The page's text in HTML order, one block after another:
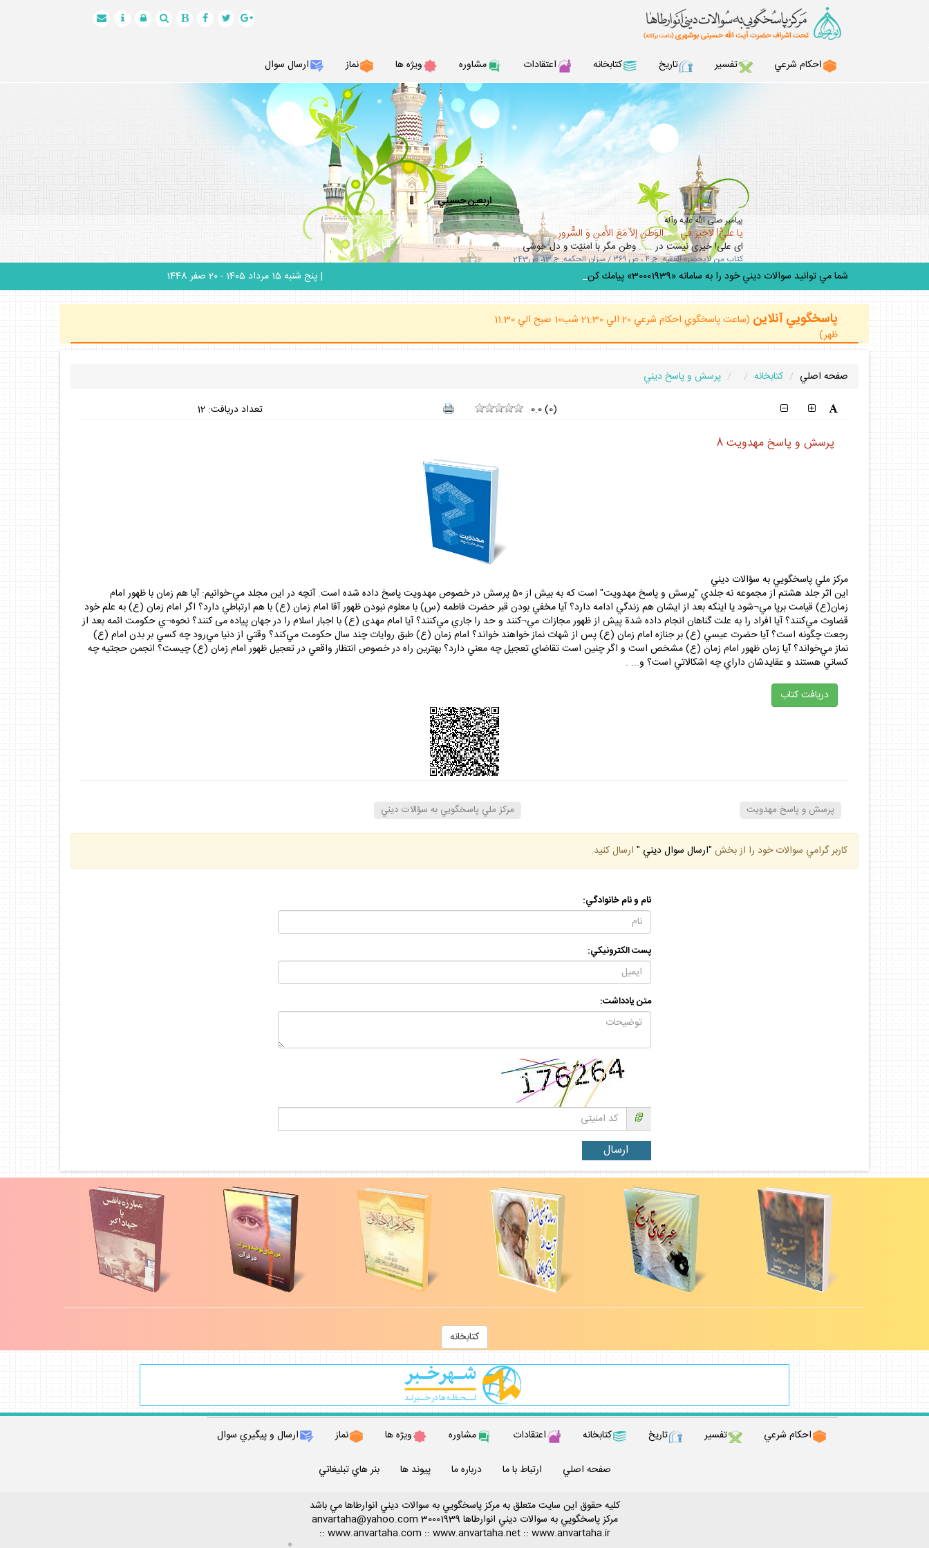
احكام شرعي تفسير تاريخ كتابخانه اعتقادات مشاوره ويژه ها نماز ارسال سوال
اربعين حسيني
پيامبر صلى‏ الله ‏عليه‏ و‏آله
يا عليُّ! لاخَيرَ في . . .الوَطَنِ إلاّ مَعَ الأَمنِ وَ السُّرورِ
اى على! خيرى نيست در . . . وطن مگر با امنيّت و دل خوشى .
كتاب من لايحضره الفقيه: ج ۴ ، ص ۳۶۹ / ميزان الحكمه: ج 13، ص243
شما مي توانيد سوالات ديني خود را به سامانه «30001939» پيامك كنيد. | پنج شنبه 15 مرداد 1405 - 20 صفر 1448
پاسخگويي آنلاين
(ساعت پاسخگوي احكام شرعي 20 الي 21:30 شب10 صبح الي 11:30
ظهر)
صفحه اصلي كتابخانه
پرسش و پاسخ ديني
0.0(0) تعداد دريافت: 12
پرسش و پاسخ مهدويت 8
مركز ملي پاسخگويي به سؤالات ديني
اين اثر جلد هشتم از مجموعه نه جلدي "پرسش و پاسخ مهدويت" است كه به بيش از 50 پرسش در خصوص مهدويت پاسخ داده شده است. آنچه در اين مجلد مي-خوانيم: آيا هم زمان با ظهور امام
زمان(ع) قيامت برپا مي¬شود يا اينكه بعد از ايشان هم زندگي ادامه دارد؟ آيا مخفي بودن قبر حضرت فاطمه (س) با معلوم نبودن ظهور آقا امام زمان (ع) با هم ارتباطي دارد؟ اگر امام زمان (ع) به علم خود
قضاوت مي‌كنند؟ آيا افراد را به علت گناهان انجام داده شدة پيش از ظهور مجازات مي¬كنند و حد را جاري مي‌كنند؟ آيا امام مهدى (ع) با اجبار اسلام را در جهان پياده مى كنند؟ نحوه¬ي حكومت ائمه بعد از
رجعت چگونه است؟ آيا حضرت عيسي (ع) بر جنازه امام زمان (ع) پس از شهات نماز خواهند خواند؟ امام زمان (ع) طبق روايات چند سال حكومت مي‌كند؟ وقتي از دنيا مي‌رود چه كسي بر بدن امام (ع)
نماز مي‌خواند؟ آيا زمان ظهور امام زمان (ع) مشخص است و اگر چنين است تقاضاي تعجيل چه معني دارد؟ بهترين راه در خصوص انتظار واقعي در تعجيل ظهور امام زمان (ع) چيست؟ انجمن حجتيه چه
كساني هستند و عقايدشان داراي چه اشكالاتي است؟ و... .
دريافت كتاب
پرسش و پاسخ مهدويت مركز ملي پاسخگويي به سؤالات ديني
كاربر گرامي سوالات خود را از بخش "ارسال سوال ديني " ارسال كنيد.
نام و نام خانوادگي:
پست الكترونيكي:
متن يادداشت:
كتابخانه
احكام شرعي تفسير تاريخ كتابخانه اعتقادات مشاوره ويژه ها نماز ارسال و پيگيري سوال
صفحه اصلي ارتباط با ما درباره ما پيوند ها بنر هاي تبليغاتي
كليه حقوق اين سايت متعلق به مركز پاسخگويي به سوالات ديني انوارطاها مي باشد
مركز پاسخگويي به سوالات ديني انوارطاها 30001939
anvartaha@yahoo.com
www.anvartaha.com :: www.anvartaha.net:: www.anvartaha.ir
::